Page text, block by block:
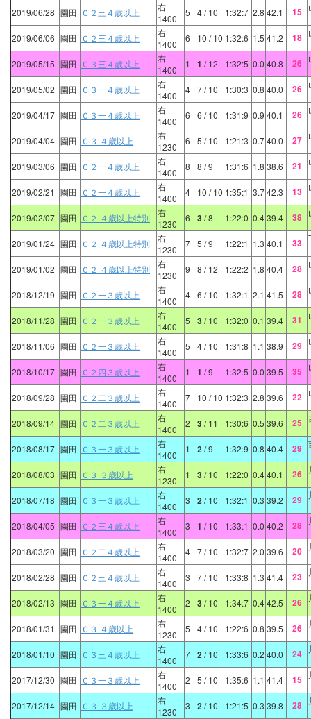
2019/06/28 園田 Ｃ２三４歳以上
右
1400
5 4/ 10 1:32:7 2.8 42.1 15
2019/06/06 園田 Ｃ２三４歳以上
右
1400
6 10 / 10 1:32:6 1.5 41.2 18
2019/05/15 園田 Ｃ３三４歳以上
右
1400
1 1 / 12 1:32:5 0.0 40.8 26
2019/05/02 園田 Ｃ３一４歳以上
右
1400
4 7/ 10 1:30:3 0.8 40.0 26
2019/04/17 園田 Ｃ３一４歳以上
右
1400
6 6 / 10 1:31:9 0.9 40.1 26
2019/04/04 園田 Ｃ３ ４歳以上
右
1230
6 5 / 10 1:21:3 0.740.0 27
2019/03/06 園田 Ｃ２一４歳以上
右
1400
8 8 / 9 1:31:6 1.8 38.6 21
2019/02/21 園田 Ｃ２一４歳以上
右
1400
4 10 / 10 1:35:1 3.742.3 13
2019/02/07 園田 Ｃ２ ４歳以上特別
右
1230
6 3/ 8 1:22:0 0.439.4 38
2019/01/24 園田 Ｃ２ ４歳以上特別
右
1230
7 5 / 9 1:22:1 1.3 40.1 33
2019/01/02 園田 Ｃ２ ４歳以上特別
右
1230
9 8 / 12 1:22:2 1.8 40.4 28
2018/12/19 園田 Ｃ２一３歳以上
右
1400
4 6 / 10 1:32:1 2.1 41.5 28
2018/11/28 園田 Ｃ２一３歳以上
右
1400
5 3/ 10 1:32:0 0.1 39.4 31
2018/11/06 園田 Ｃ２一３歳以上
右
1400
5 4/ 10 1:31:8 1.1 38.9 29
2018/10/17 園田 Ｃ２四３歳以上
右
1400
1 1 / 9 1:32:5 0.0 39.5 35
2018/09/28 園田 Ｃ２二３歳以上
右
1400
7 10 / 10 1:32:3 2.8 39.6 22
2018/09/14 園田 Ｃ２二３歳以上
右
1400
2 3/ 11 1:30:6 0.5 39.6 25
2018/08/17 園田 Ｃ３一３歳以上
右
1400
1 2/ 9 1:32:9 0.8 40.4 29
2018/08/03 園田 Ｃ３ ３歳以上
右
1230
1 3/ 10 1:22:0 0.440.1 26
2018/07/18 園田 Ｃ３一３歳以上
右
1400
3 2/ 10 1:32:1 0.3 39.2 29
2018/04/05 園田 Ｃ２三４歳以上
右
1400
3 1 / 10 1:33:1 0.0 40.2 28
2018/03/20 園田 Ｃ２二４歳以上
右
1400
4 7/ 10 1:32:7 2.0 39.6 20
2018/02/28 園田 Ｃ２三４歳以上
右
1400
3 7/ 10 1:33:8 1.3 41.4 23
2018/02/13 園田 Ｃ３一４歳以上
右
1400
2 3/ 10 1:34:7 0.442.5 26
2018/01/31 園田 Ｃ３ ４歳以上
右
1230
5 4/ 10 1:22:6 0.8 39.5 26
2018/01/10 園田 Ｃ３三４歳以上
右
1400
7 2/ 10 1:33:6 0.2 40.0 24
2017/12/30 園田 Ｃ３一３歳以上
右
1400
2 5 / 10 1:35:6 1.1 41.4 15
2017/12/14 園田 Ｃ３ ３歳以上
右
1230
3 2/ 10 1:21:5 0.3 39.8 28